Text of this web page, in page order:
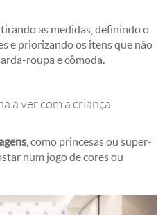
, tirando as medidas, definindo o
e priorizando os itens que não
roupa e cômoda.
a ver com a criança
como princesas ou super-
num jogo de cores ou